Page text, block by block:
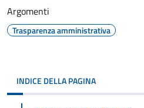
Argomenti
Trasparenza amministrativa
INDICE DELLA PAGINA